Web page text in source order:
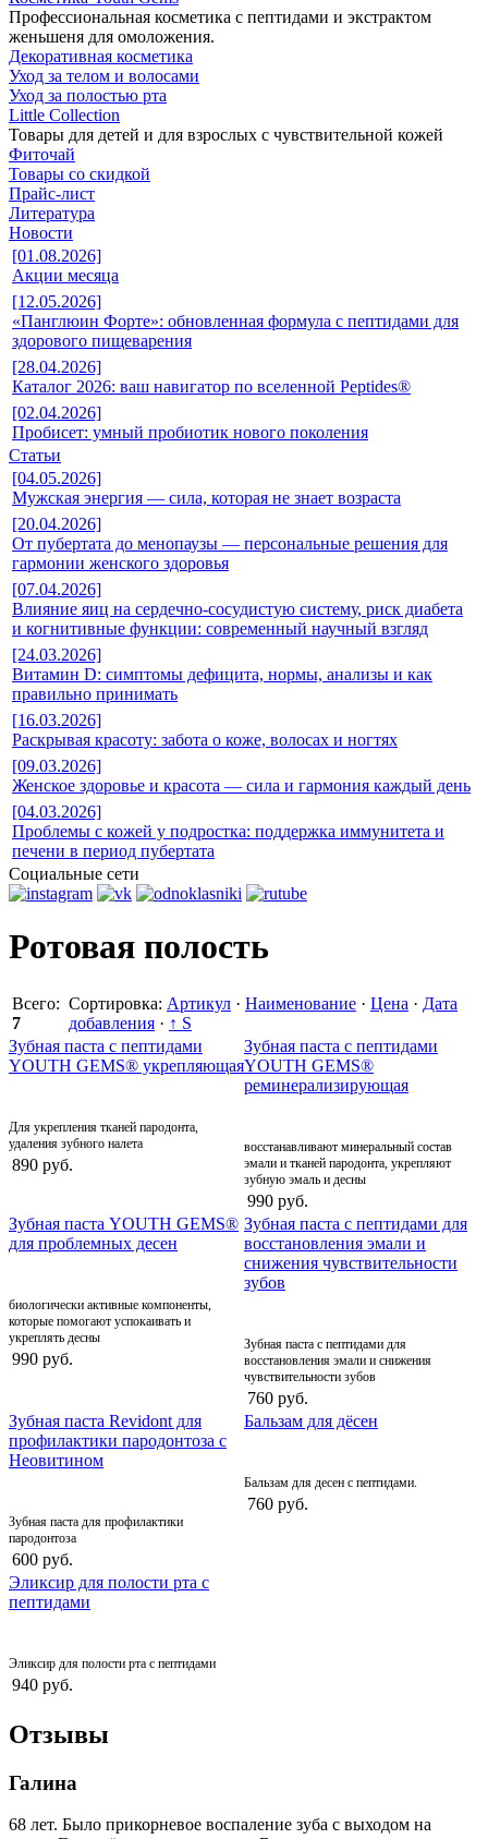
Профессиональная косметика с пептидами и экстрактом
женьшеня для омоложения.
Декоративная косметика
Уход за телом и волосами
Уход за полостью рта
Little Collection
Товары для детей и для взрослых с чувствительной кожей
Фиточай
Товары со скидкой
Прайс-лист
Литература
Новости
[01.08.2026]
Акции месяца
[12.05.2026]
«Панглюин Форте»: обновленная формула с пептидами для
здорового пищеварения
[28.04.2026]
Каталог 2026: ваш навигатор по вселенной Peptides®
[02.04.2026]
Пробисет: умный пробиотик нового поколения
Статьи
[04.05.2026]
Мужская энергия — сила, которая не знает возраста
[20.04.2026]
От пубертата до менопаузы — персональные решения для
гармонии женского здоровья
[07.04.2026]
Влияние яиц на сердечно-сосудистую систему, риск диабета
и когнитивные функции: современный научный взгляд
[24.03.2026]
Витамин D: симптомы дефицита, нормы, анализы и как
правильно принимать
[16.03.2026]
Раскрывая красоту: забота о коже, волосах и ногтях
[09.03.2026]
Женское здоровье и красота — сила и гармония каждый день
[04.03.2026]
Проблемы с кожей у подростка: поддержка иммунитета и
печени в период пубертата
Социальные сети
Ротовая полость
Всего:
7
Сортировка: Артикул · Наименование · Цена · Дата
добавления · ↑ S
Зубная паста с пептидами
YOUTH GEMS® укрепляющая
Для укрепления тканей пародонта,
удаления зубного налета
890 руб.
Зубная паста с пептидами
YOUTH GEMS®
реминерализирующая
восстанавливают минеральный состав
эмали и тканей пародонта, укрепляют
зубную эмаль и десны
990 руб.
Зубная паста YOUTH GEMS®
для проблемных десен
биологически активные компоненты,
которые помогают успокаивать и
укреплять десны
990 руб.
Зубная паста с пептидами для
восстановления эмали и
снижения чувствительности
зубов
Зубная паста с пептидами для
восстановления эмали и снижения
чувствительности зубов
760 руб.
Зубная паста Revidont для
профилактики пародонтоза с
Неовитином
Зубная паста для профилактики
пародонтоза
600 руб.
Бальзам для дёсен
Бальзам для десен с пептидами.
760 руб.
Эликсир для полости рта с
пептидами
Эликсир для полости рта с пептидами
940 руб.
Отзывы
Галина
68 лет. Было прикорневое воспаление зуба с выходом на